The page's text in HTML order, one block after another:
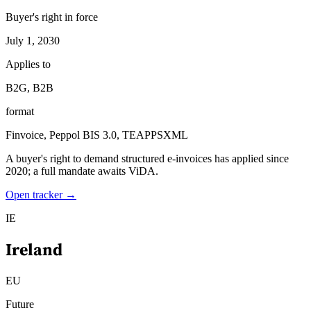
Buyer's right in force
July 1, 2030
Applies to
B2G, B2B
format
Finvoice, Peppol BIS 3.0, TEAPPSXML
A buyer's right to demand structured e-invoices has applied since
2020; a full mandate awaits ViDA.
Open tracker →
IE
Ireland
EU
Future